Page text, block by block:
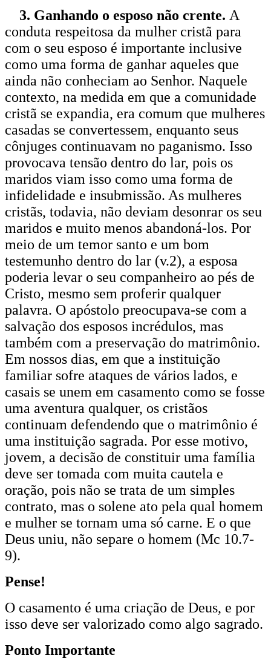
3. Ganhando o esposo não crente. A
conduta respeitosa da mulher cristã para
com o seu esposo é importante inclusive
como uma forma de ganhar aqueles que
ainda não conheciam ao Senhor. Naquele
contexto, na medida em que a comunidade
cristã se expandia, era comum que mulheres
casadas se convertessem, enquanto seus
cônjuges continuavam no paganismo. Isso
provocava tensão dentro do lar, pois os
maridos viam isso como uma forma de
infidelidade e insubmissão. As mulheres
cristãs, todavia, não deviam desonrar os seu
maridos e muito menos abandoná-los. Por
meio de um temor santo e um bom
testemunho dentro do lar (v.2), a esposa
poderia levar o seu companheiro ao pés de
Cristo, mesmo sem proferir qualquer
palavra. O apóstolo preocupava-se com a
salvação dos esposos incrédulos, mas
também com a preservação do matrimônio.
Em nossos dias, em que a instituição
familiar sofre ataques de vários lados, e
casais se unem em casamento como se fosse
uma aventura qualquer, os cristãos
continuam defendendo que o matrimônio é
uma instituição sagrada. Por esse motivo,
jovem, a decisão de constituir uma família
deve ser tomada com muita cautela e
oração, pois não se trata de um simples
contrato, mas o solene ato pela qual homem
e mulher se tornam uma só carne. E o que
Deus uniu, não separe o homem (Mc 10.7-
9).
Pense!
O casamento é uma criação de Deus, e por
isso deve ser valorizado como algo sagrado.
Ponto Importante